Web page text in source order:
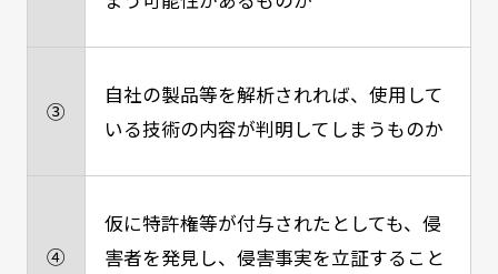
③
自社の製品等を解析されれば、使用して
いる技術の内容が判明してしまうものか
④
仮に特許権等が付与されたとしても、侵
害者を発見し、侵害事実を立証すること